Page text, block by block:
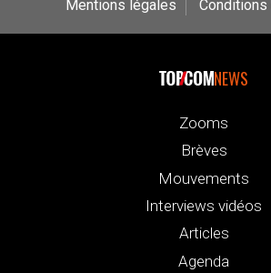
Mentions légales
Conditions
NEWS
Zooms
Brèves
Mouvements
Interviews vidéos
Articles
Agenda